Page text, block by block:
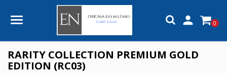
 0
RARITY COLLECTION PREMIUM GOLD
EDITION (RC03)